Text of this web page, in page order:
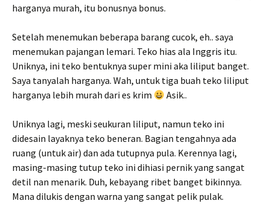
harganya murah, itu bonusnya bonus.
Setelah menemukan beberapa barang cucok, eh.. saya
menemukan pajangan lemari. Teko hias ala Inggris itu.
Uniknya, ini teko bentuknya super mini aka liliput banget.
Saya tanyalah harganya. Wah, untuk tiga buah teko liliput
harganya lebih murah dari es krim
Asik..
Uniknya lagi, meski seukuran liliput, namun teko ini
didesain layaknya teko beneran. Bagian tengahnya ada
ruang (untuk air) dan ada tutupnya pula. Kerennya lagi,
masing-masing tutup teko ini dihiasi pernik yang sangat
detil nan menarik. Duh, kebayang ribet banget bikinnya.
Mana dilukis dengan warna yang sangat pelik pulak.